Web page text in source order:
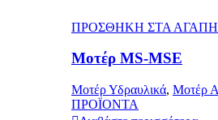
ΠΡΟΣΘΗΚΗ ΣΤΑ
Μοτέρ MS-MSE
Μοτέρ Υδραυλικά, Μοτέρ
ΠΡΟΪΟΝΤΑ